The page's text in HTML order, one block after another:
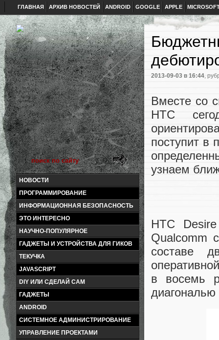
ГЛАВНАЯ АРХИВ НОВОСТЕЙ ANDROID GOOGLE APPLE
НОВОСТИ
ПРОГРАММИРОВАНИЕ
ИНФОРМАЦИОННАЯ БЕЗОПАСНОСТЬ
ЭТО ИНТЕРЕСНО
НАУЧНО-ПОПУЛЯРНОЕ
ГАДЖЕТЫ И УСТРОЙСТВА ДЛЯ ГИКОВ
ТЕКУЧКА
JAVASCRIPT
DIY ИЛИ СДЕЛАЙ САМ
ГАДЖЕТЫ
ANDROID
СИСТЕМНОЕ АДМИНИСТРИРОВАНИЕ
УПРАВЛЕНИЕ ПРОЕКТАМИ
2013-09-03 в 16:44,
Вместе со
HTC
поступит в
узнаем
HTC
Qualcomm
составе
в восемь